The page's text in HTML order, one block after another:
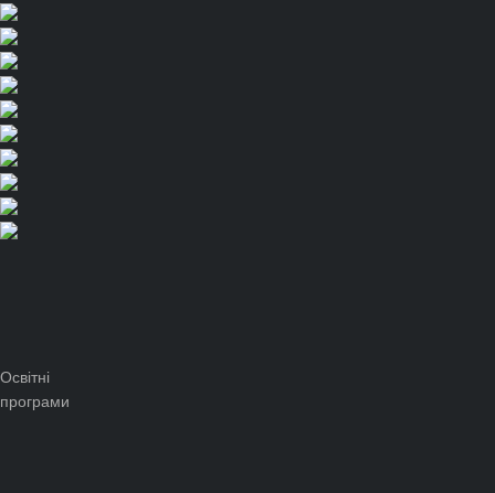
Освітні
програми